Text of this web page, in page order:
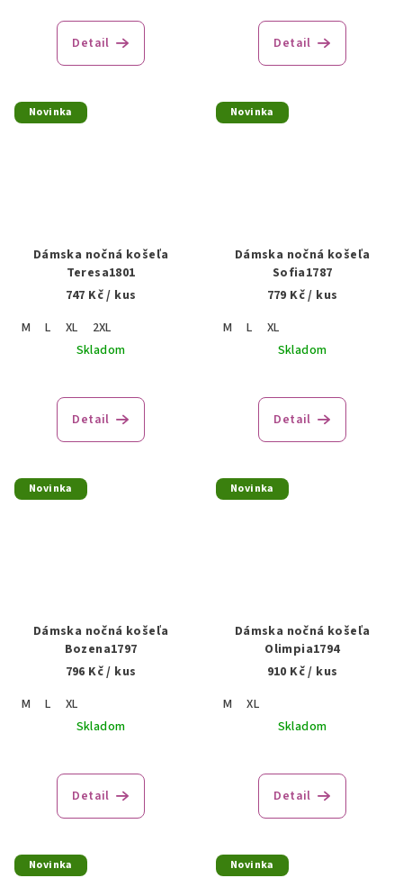
Detail Detail
Novinka
Dámska nočná košeľa
Teresa1801
747 Kč/ kus
M
L XL
2XL
Skladom
Detail
Novinka
Dámska nočná košeľa
Sofia1787
779 Kč/ kus
M
L
XL
Skladom
Detail
Novinka
Dámska nočná košeľa
Bozena1797
796 Kč/ kus
M
L
XL
Skladom
Detail
Novinka
Dámska nočná košeľa
Olimpia1794
910 Kč/ kus
M
XL
Skladom
Detail
Novinka Novinka